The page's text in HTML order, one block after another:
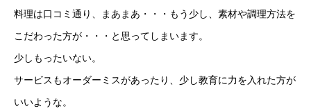
料理は口コミ通り、まあまあ・・・もう少し、素材や調理方法を
こだわった方が・・・と思ってしまいます。
少しもったいない。
サービスもオーダーミスがあったり、少し教育に力を入れた方が
いいような。